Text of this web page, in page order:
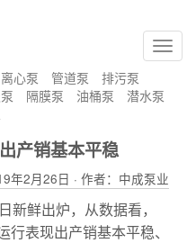
离心泵 管道泵
排污泵
隔膜泵 油桶泵
潜水泵
产销基本平稳
年2月26日 · 作者：中成泵业
新鲜出炉，从数据看，
表现出产销基本平稳、